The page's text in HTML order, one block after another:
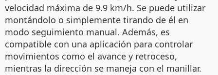
velocidad máxima de 9.9 km/h. Se puede utilizar
montándolo o simplemente tirando de él en
modo seguimiento manual. Además, es
compatible con una aplicación para controlar
movimientos como el avance y retroceso,
mientras la dirección se maneja con el manillar.